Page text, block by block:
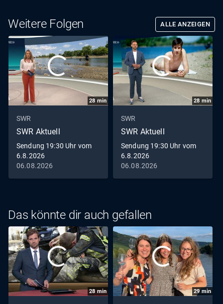
Weitere Folgen ALLE ANZEIGEN
28 min
SWR
SWR Aktuell
Sendung 19:30 Uhr vom
6.8.2026
06.08.2026
28 min
SWR
SWR Aktuell
Sendung 19:30 Uhr vom
6.8.2026
06.08.2026
Das könnte dir auch gefallen
28min 29min